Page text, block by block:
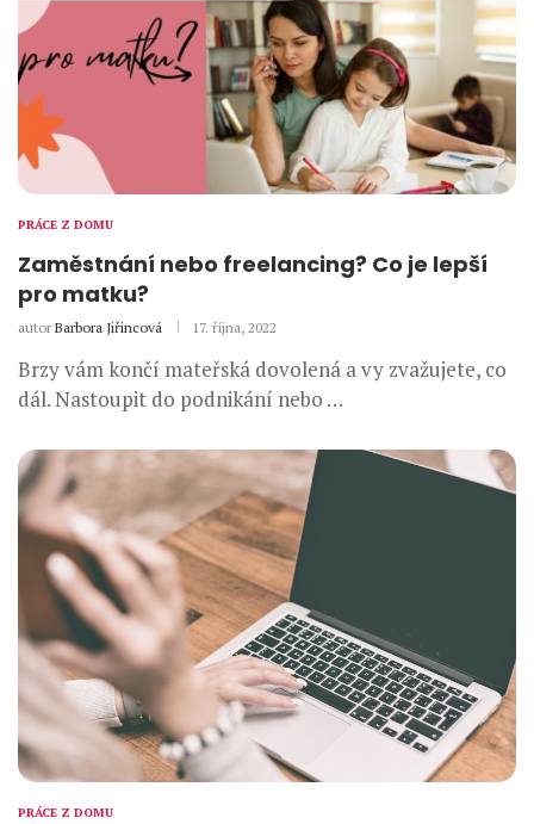
PRÁCE Z DOMU
Zaměstnání nebo freelancing? Co je lepší
pro matku?
autor Barbora Jiřincová 17. října, 2022
Brzy vám končí mateřská dovolená a vy zvažujete, co
dál. Nastoupit do podnikání nebo …
PRÁCE Z DOMU